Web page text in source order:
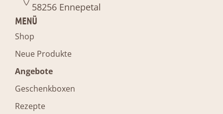
58256 Ennepetal
MENÜ
Shop
Neue Produkte
Angebote
Geschenkboxen
Rezepte